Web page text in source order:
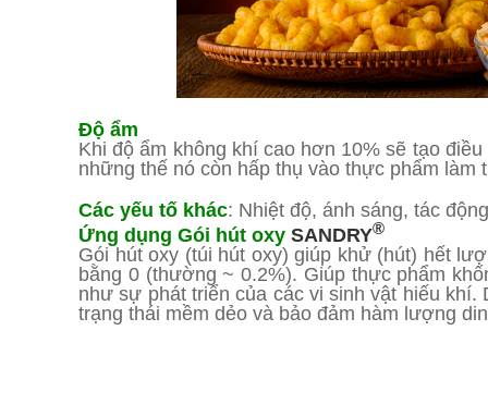
Độ ẩm
Khi độ ẩm không khí cao hơn 10% sẽ tạo
những thế nó còn hấp thụ vào thực phẩm
Các yếu tố khác: Nhiệt độ, ánh sáng, tác
Ứng dụng Gói hút oxy SANDRY®
Gói hút oxy (túi hút oxy) giúp khử (hút) hết
bằng 0 (thường ~ 0.2%). Giúp thực phẩm
như sự phát triển của các vi sinh vật hiếu
trạng thái mềm dẻo và bảo đảm hàm lượng